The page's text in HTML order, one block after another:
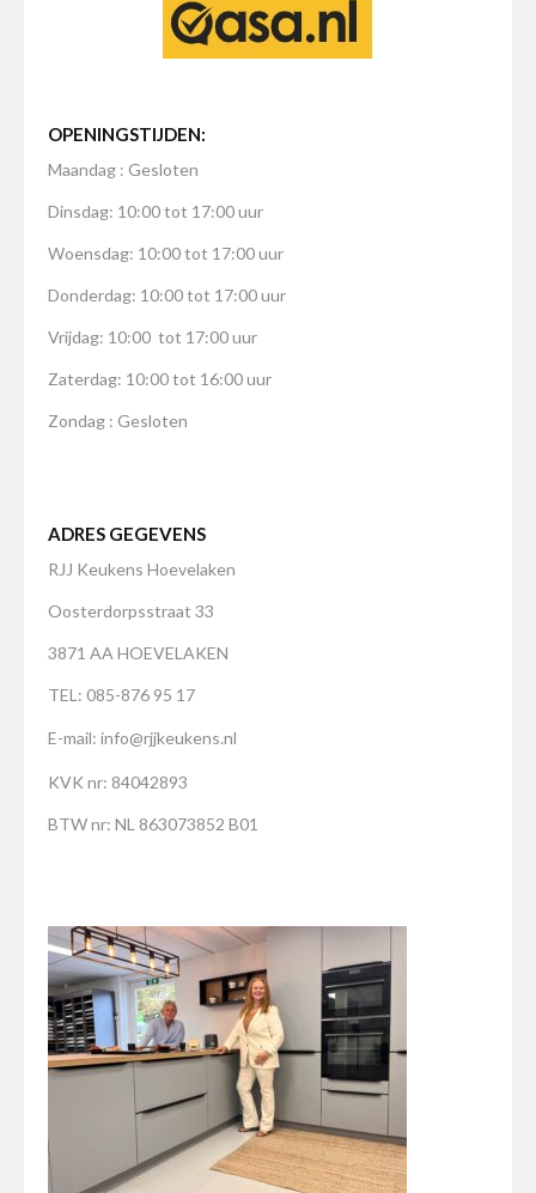
OPENINGSTIJDEN:
Maandag : Gesloten
Dinsdag: 10:00 tot 17:00 uur
Woensdag: 10:00 tot 17:00 uur
Donderdag: 10:00 tot 17:00 uur
Vrijdag: 10:00 tot 17:00 uur
Zaterdag: 10:00 tot 16:00 uur
Zondag : Gesloten
ADRES GEGEVENS
RJJ Keukens Hoevelaken
Oosterdorpsstraat 33
3871 AA HOEVELAKEN
TEL: 085-876 95 17
E-mail: info@rjjkeukens.nl
KVK nr: 84042893
BTW nr: NL 863073852 B01